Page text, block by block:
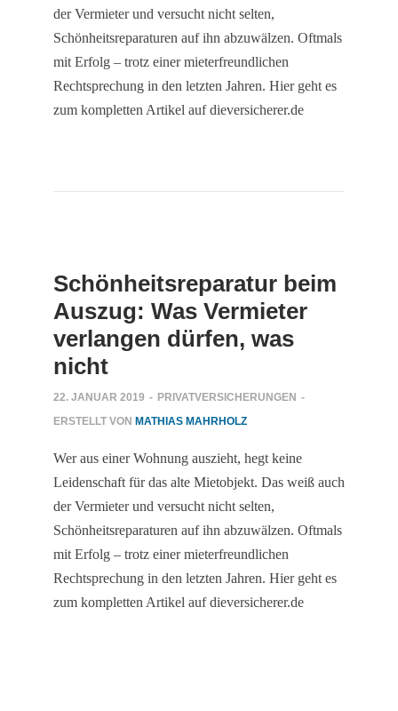
der Vermieter und versucht nicht selten,
Schönheitsreparaturen auf ihn abzuwälzen. Oftmals
mit Erfolg – trotz einer mieterfreundlichen
Rechtsprechung in den letzten Jahren. Hier geht es
zum kompletten Artikel auf dieversicherer.de
Schönheitsreparatur beim
Auszug: Was Vermieter
verlangen dürfen, was
nicht
22. JANUAR 2019 - PRIVATVERSICHERUNGEN -
ERSTELLT VON MATHIAS MAHRHOLZ
Wer aus einer Wohnung auszieht, hegt keine
Leidenschaft für das alte Mietobjekt. Das weiß auch
der Vermieter und versucht nicht selten,
Schönheitsreparaturen auf ihn abzuwälzen. Oftmals
mit Erfolg – trotz einer mieterfreundlichen
Rechtsprechung in den letzten Jahren. Hier geht es
zum kompletten Artikel auf dieversicherer.de